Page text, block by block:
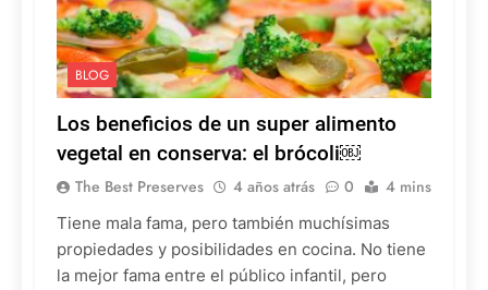
BLOG
Los beneficios de un super alimento
vegetal en conserva: el brócoli￼
The Best Preserves 4 años atrás 0 4 mins
Tiene mala fama, pero también muchísimas
propiedades y posibilidades en cocina. No tiene
la mejor fama entre el público infantil, pero